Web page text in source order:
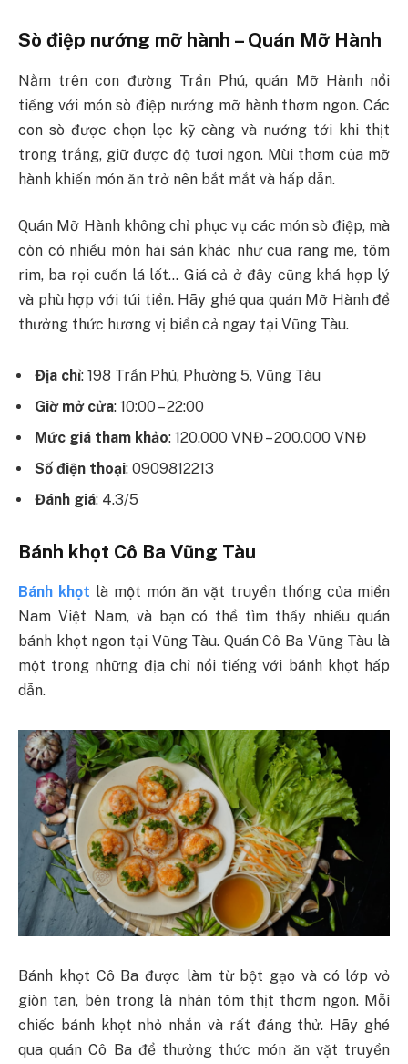
Sò điệp nướng mỡ hành – Quán Mỡ Hành
Nằm trên con đường Trần Phú, quán Mỡ Hành nổi
tiếng với món sò điệp nướng mỡ hành thơm ngon. Các
con sò được chọn lọc kỹ càng và nướng tới khi thịt
trong trắng, giữ được độ tươi ngon. Mùi thơm của mỡ
hành khiến món ăn trở nên bắt mắt và hấp dẫn.
Quán Mỡ Hành không chỉ phục vụ các món sò điệp, mà
còn có nhiều món hải sản khác như cua rang me, tôm
rim, ba rọi cuốn lá lốt… Giá cả ở đây cũng khá hợp lý
và phù hợp với túi tiền. Hãy ghé qua quán Mỡ Hành để
thưởng thức hương vị biển cả ngay tại Vũng Tàu.
Địa chỉ: 198 Trần Phú, Phường 5, Vũng Tàu
Giờ mở cửa: 10:00 – 22:00
Mức giá tham khảo: 120.000 VNĐ – 200.000 VNĐ
Số điện thoại: 0909812213
Đánh giá: 4.3/5
Bánh khọt Cô Ba Vũng Tàu
Bánh khọt là một món ăn vặt truyền thống của miền
Nam Việt Nam, và bạn có thể tìm thấy nhiều quán
bánh khọt ngon tại Vũng Tàu. Quán Cô Ba Vũng Tàu là
một trong những địa chỉ nổi tiếng với bánh khọt hấp
dẫn.
Bánh khọt Cô Ba được làm từ bột gạo và có lớp vỏ
giòn tan, bên trong là nhân tôm thịt thơm ngon. Mỗi
chiếc bánh khọt nhỏ nhắn và rất đáng thử. Hãy ghé
qua quán Cô Ba để thưởng thức món ăn vặt truyền